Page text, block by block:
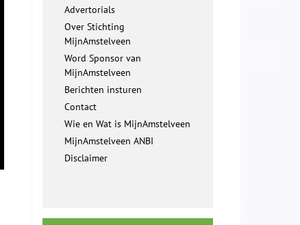
Advertorials
Over Stichting
MijnAmstelveen
Word Sponsor van
MijnAmstelveen
Berichten insturen
Contact
Wie en Wat is MijnAmstelveen
MijnAmstelveen ANBI
Disclaimer